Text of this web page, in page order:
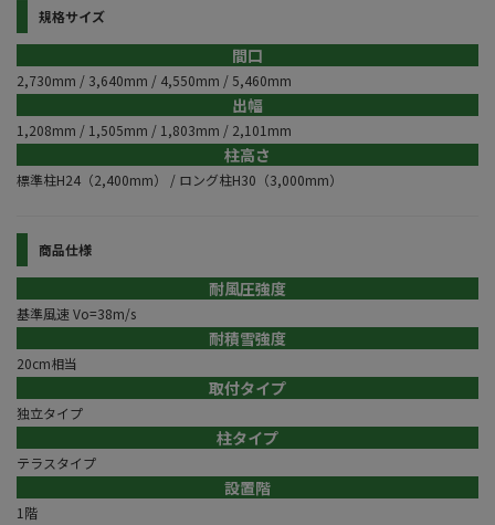
規格サイズ
間口
2,730mm / 3,640mm / 4,550mm / 5,460mm
出幅
1,208mm / 1,505mm / 1,803mm / 2,101mm
柱高さ
標準柱H24（2,400mm） / ロング柱H30（3,000mm）
商品仕様
耐風圧強度
基準風速 Vo=38m/s
耐積雪強度
20cm相当
取付タイプ
独立タイプ
柱タイプ
テラスタイプ
設置階
1階